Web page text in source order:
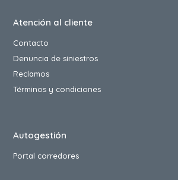
Atención al cliente
Contacto
Denuncia de siniestros
Reclamos
Términos y condiciones
Autogestión
Portal corredores